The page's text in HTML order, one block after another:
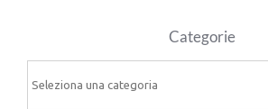
Categorie